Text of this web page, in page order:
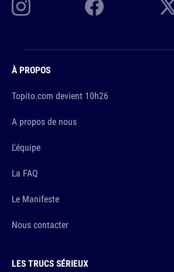
À PROPOS
Topito.com devient 10h26
A propos de nous
L'équipe
La FAQ
Le Manifeste
Nous contacter
LES TRUCS SÉRIEUX